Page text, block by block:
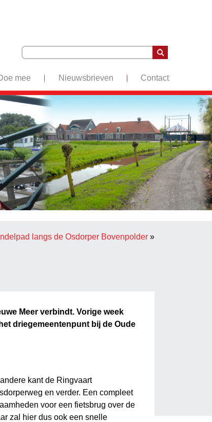
mee Nieuwsbrieven Contact
langs de Osdorper Bovenpolder »
Meer verbindt. Vorige week
driegemeentenpunt bij de Oude
kant de Ringvaart
en verder. Een compleet
voor een fietsbrug over de
zal hier dus ook een snelle